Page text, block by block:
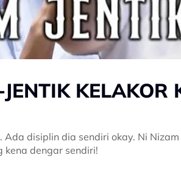
disiplin dia sendiri okay. Ni
kena dengar sendiri!